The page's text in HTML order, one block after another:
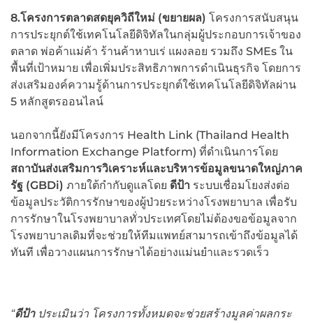
8.โครงการตลาดสดยุควิถีใหม่ (ขยายผล) โครงการสนับสนุน
การประยุกต์ใช้เทคโนโลยีดิจิทัลในกลุ่มผู้ประกอบการเจ้าของ
ตลาด พ่อค้าแม่ค้า ร้านค้าหาบเร่ แผงลอย รวมถึง SMEs ใน
พื้นที่เป้าหมาย เพื่อเพิ่มประสิทธิภาพการดำเนินธุรกิจ โดยการ
ส่งเสริมองค์ความรู้ด้านการประยุกต์ใช้เทคโนโลยีดิจิทัลผ่าน
5 หลักสูตรออนไลน์
นอกจากนี้ยังมีโครงการ Health Link (Thailand Health
Information Exchange Platform) ที่ดำเนินการโดย
สถาบันส่งเสริมการวิเคราะห์และบริหารข้อมูลขนาดใหญ่ภาค
รัฐ (GBDi) ภายใต้กำกับดูแลโดย ดีป้า ระบบเชื่อมโยงส่งต่อ
ข้อมูลประวัติการรักษาของผู้ป่วยระหว่างโรงพยาบาล เพื่อรับ
การรักษาในโรงพยาบาลทั่วประเทศโดยไม่ต้องขอข้อมูลจาก
โรงพยาบาลเดิมที่จะช่วยให้ทีมแพทย์สามารถเข้าถึงข้อมูลได้
ทันที เพื่อวางแผนการรักษาได้อย่างแม่นยำและรวดเร็ว
“ดีป้าประเมินว่า โครงการทั้งหมดจะช่วยสร้างมูลค่าผลกระ